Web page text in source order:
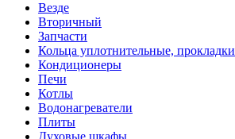
Везде
Вторичный
Запчасти
Кольца уплотнительные, прокладки
Кондиционеры
Печи
Котлы
Водонагреватели
Плиты